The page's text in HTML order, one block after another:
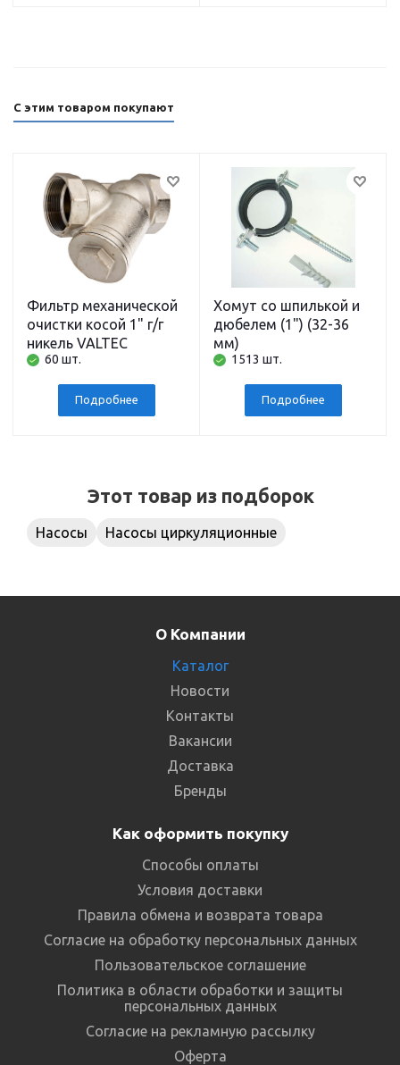
С этим товаром покупают
Фильтр механической
очистки косой 1" г/г
никель VALTEC
60 шт.
Подробнее
Хомут со шпилькой и
дюбелем (1") (32-36
мм)
1513 шт.
Подробнее
Этот товар из подборок
Насосы Насосы циркуляционные
О Компании
Каталог
Новости
Контакты
Вакансии
Доставка
Бренды
Как оформить покупку
Способы оплаты
Условия доставки
Правила обмена и возврата товара
Согласие на обработку персональных данных
Пользовательское соглашение
Политика в области обработки и защиты
персональных данных
Согласие на рекламную рассылку
Оферта